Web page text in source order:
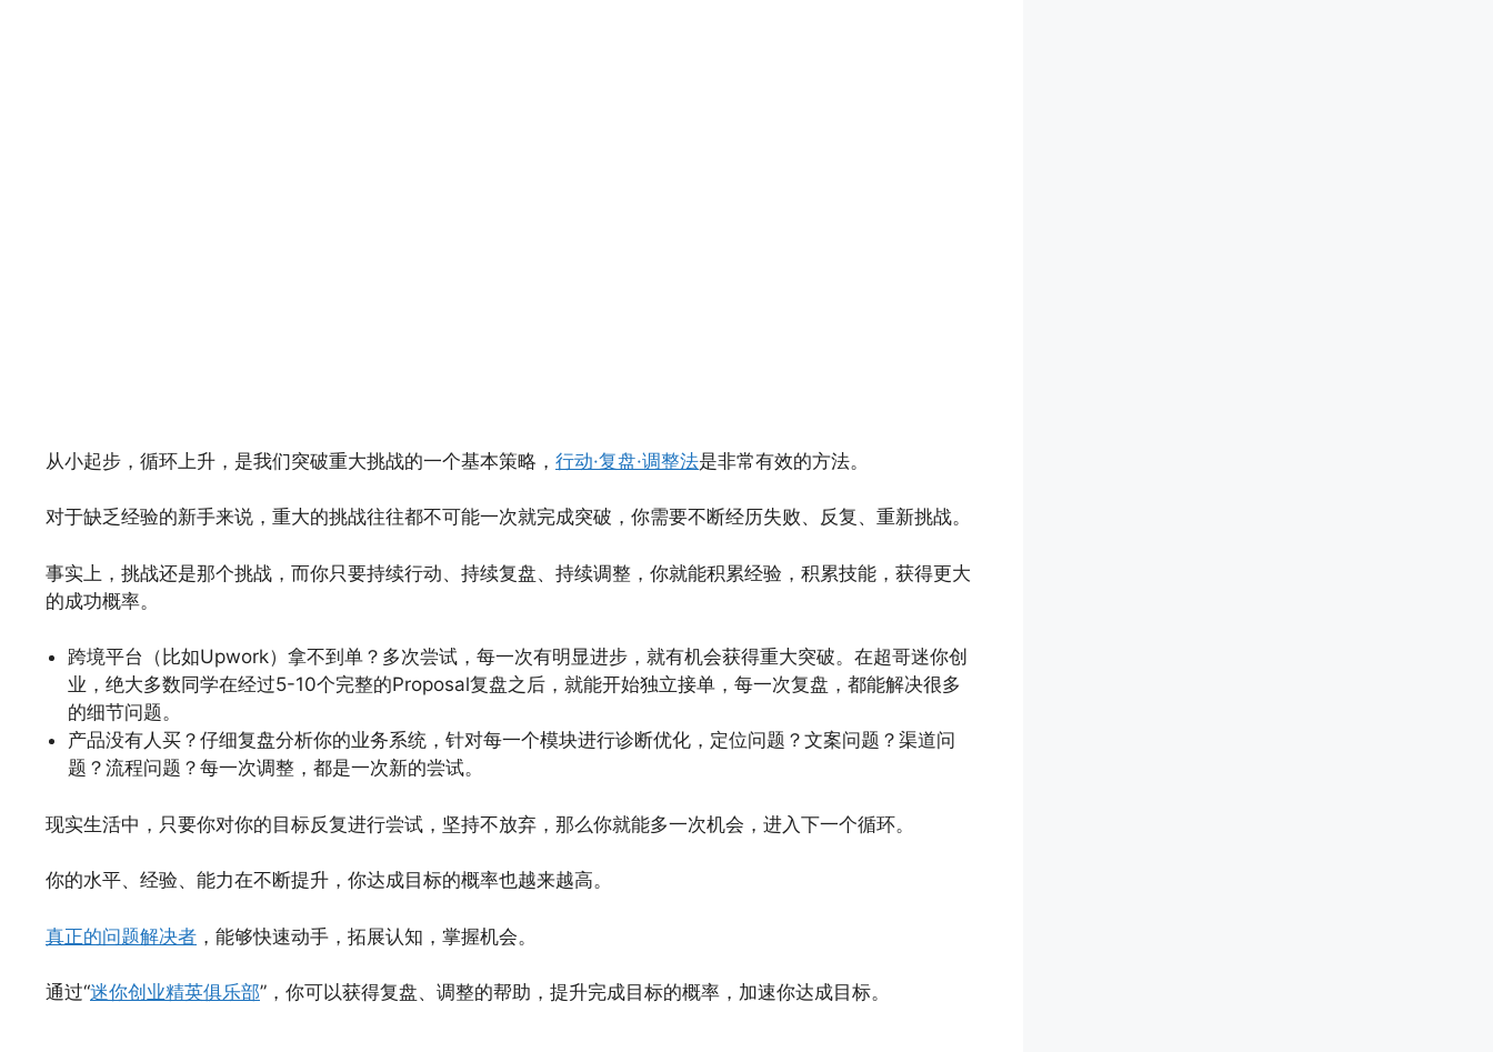
从小起步，循环上升，是我们突破重大挑战的一个基本策略， 行动·复盘·调整法是非常有效的方法。
对于缺乏经验的新手来说，重大的挑战往往都不可能一次就完成突破，你需要不断经历失败、反复、重新挑战。
事实上，挑战还是那个挑战，而你只要持续行动、持续复盘、持续调整，你就能积累经验，积累技能，获得更大
的成功概率。
跨境平台（比如Upwork）拿不到单？多次尝试，每一次有明显进步，就有机会获得重大突破。在超哥迷你创
业，绝大多数同学在经过5-10个完整的Proposal复盘之后，就能开始独立接单，每一次复盘，都能解决很多
的细节问题。
产品没有人买？仔细复盘分析你的业务系统，针对每一个模块进行诊断优化，定位问题？文案问题？渠道问
题？流程问题？每一次调整，都是一次新的尝试。
现实生活中，只要你对你的目标反复进行尝试，坚持不放弃，那么你就能多一次机会，进入下一个循环。
你的水平、经验、能力在不断提升，你达成目标的概率也越来越高。
真正的问题解决者 ，能够快速动手，拓展认知，掌握机会。
通过“迷你创业精英俱乐部”，你可以获得复盘、调整的帮助，提升完成目标的概率，加速你达成目标。